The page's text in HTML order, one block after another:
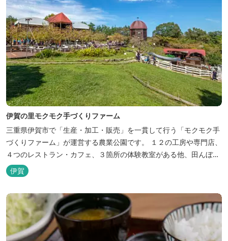
伊賀の里モクモク手づくりファーム
三重県伊賀市で「生産・加工・販売」を一貫して行う「モクモク手
づくりファーム」が運営する農業公園です。 １２の工房や専門店、
４つのレストラン・カフェ、３箇所の体験教室がある他、田んぼや
いかだ池など、「自然や農業」を身近に感じて楽しんでいただける
遊び場もあります。 園内では、ミニブタくんたちのショーを見た
り、ウインナーづくりやパンづくりなどの手づくり体験教室や、食
農体験プログラムに参加したり...
伊賀